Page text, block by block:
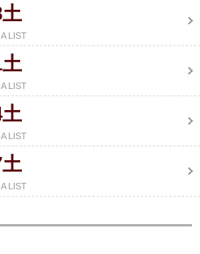
LIST
LIST
LIST
LIST